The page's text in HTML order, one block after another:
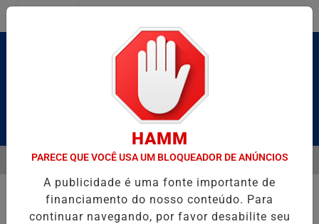
Pesquisar Notícia
HOMENAGEIA UZIEL BUENO NO TERRAÇO MINEIRO
EM ALTA
MENU
ENTRETENIMENTO
HAMM
PARECE QUE VOCÊ USA UM BLOQUEADOR DE ANÚNCIOS
A publicidade é uma fonte importante de
financiamento do nosso conteúdo. Para
continuar navegando, por favor desabilite seu